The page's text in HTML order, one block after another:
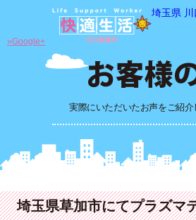
埼玉県
実際にいただいたお声をご紹介
»Google+
埼玉県草加市にてプラズマ